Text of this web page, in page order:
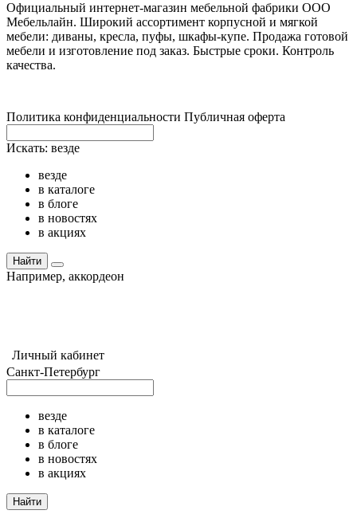
Официальный интернет-магазин мебельной фабрики ООО
Мебельлайн. Широкий ассортимент корпусной и мягкой
мебели: диваны, кресла, пуфы, шкафы-купе. Продажа готовой
мебели и изготовление под заказ. Быстрые сроки. Контроль
качества.
Политика конфиденциальности Публичная оферта
Искать: везде
везде
в каталоге
в блоге
в новостях
в акциях
Найти
Например, аккордеон
Личный кабинет
Санкт-Петербург
везде
в каталоге
в блоге
в новостях
в акциях
Найти